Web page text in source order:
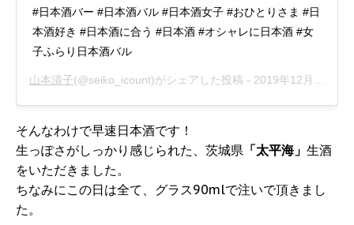
#日本酒バー #日本酒バル #日本酒女子 #おひとりさま #日
本酒好き #日本酒に合う #日本酒 #オシャレに日本酒 #女
子ふらり日本酒バル
山本清子(@seiko_icount)がシェアした投稿 - 2019年12月月9日午前2時19分PST
そんなわけで早速日本酒です！
生っぽさがしっかり感じられた、茨城県 「太平海」 生酒
をいただきました。
ちなみにこの日は全て、グラス90mlで注いで頂きまし
た。